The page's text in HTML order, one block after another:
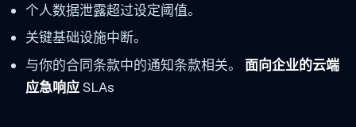
个人数据泄露超过设定阈值。
关键基础设施中断。
与你的合同条款中的通知条款相关。 面向企业的云端
应急响应SLAs